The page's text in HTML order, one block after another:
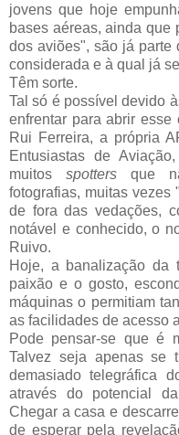
jovens que hoje
bases aéreas, ainda que
dos aviões", são já
considerada e à qual já
Têm sorte.
Tal só é possível devido
enfrentar para abrir
Rui Ferreira, a própria
Entusiastas de
muitos spotters que
fotografias, muitas vezes
de fora das vedações,
notável e conhecido, o
Ruivo.
Hoje, a banalização da
paixão e o gosto,
máquinas o permitiam
as facilidades de acesso
Pode pensar-se que é
Talvez seja apenas se
demasiado telegráfica
através do potencial
Chegar a casa e
de esperar pela